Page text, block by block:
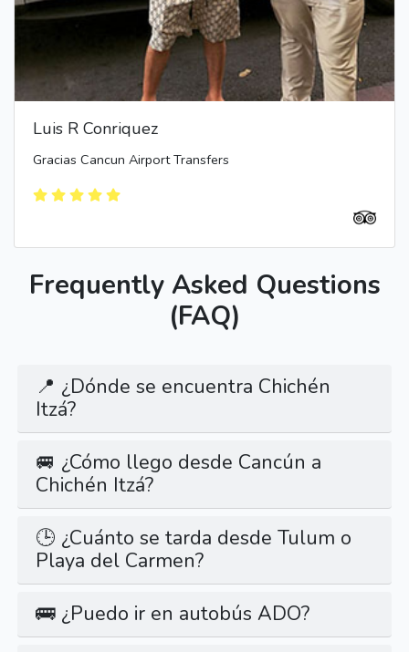
Luis R Conriquez
Gracias Cancun Airport Transfers
Frequently Asked Questions
(FAQ)
📍 ¿Dónde se encuentra Chichén
Itzá?
🚐 ¿Cómo llego desde Cancún a
Chichén Itzá?
🕒 ¿Cuánto se tarda desde Tulum o
Playa del Carmen?
🚌 ¿Puedo ir en autobús ADO?